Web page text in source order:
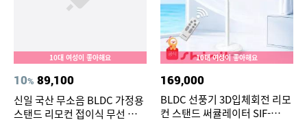
10대 여성이 좋아해요
10% 89,100
신일 국산 무소음 BLDC 가정용
스탠드 리모컨 접이식 무선 선풍
10대 여성이 좋아해요
169,000
BLDC 선풍기 3D입체회전 리모
컨 스탠드 써큘레이터 SIF-